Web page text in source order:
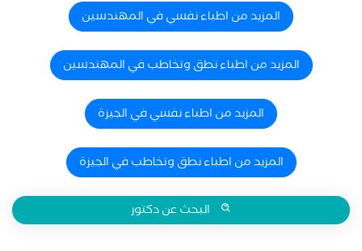
المزيد من اطباء نفسي في المهندسين
المزيد من اطباء نطق وتخاطب في المهندسين
المزيد من اطباء نفسي في الجيزة
المزيد من اطباء نطق وتخاطب في الجيزة
البحث عن دكتور